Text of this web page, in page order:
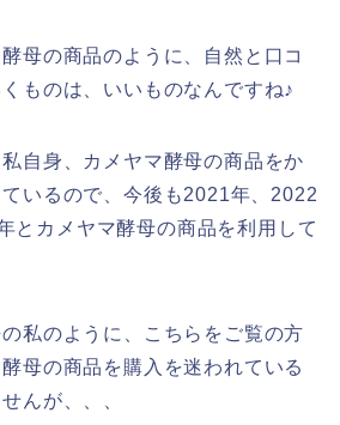
母の商品のように、自然と口コ
ものは、いいものなんですね♪
自身、カメヤマ酵母の商品をか
いるので、今後も2021年、2022
とカメヤマ酵母の商品を利用して
私のように、こちらをご覧の方
母の商品を購入を迷われている
んが、、、